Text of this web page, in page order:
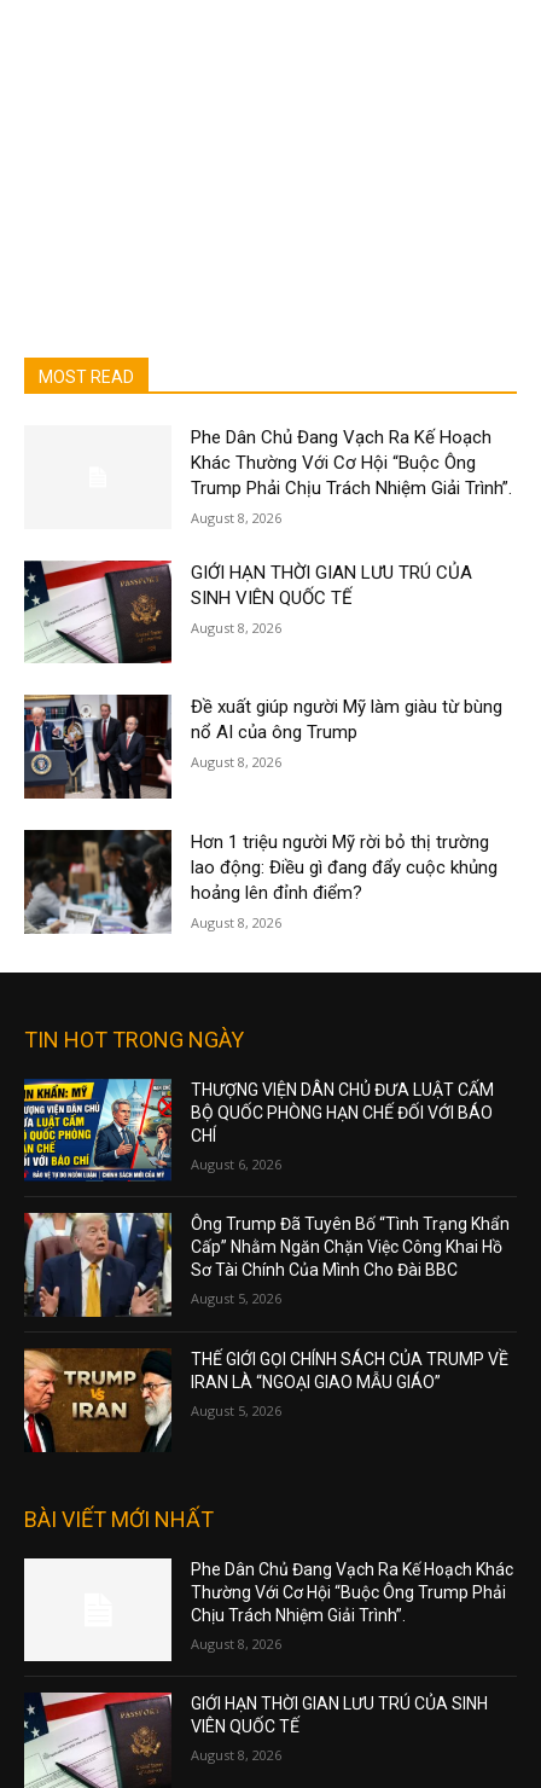
MOST READ
Phe Dân Chủ Đang Vạch Ra Kế Hoạch
Khác Thường Với Cơ Hội “Buộc Ông
Trump Phải Chịu Trách Nhiệm Giải Trình”.
August 8, 2026
GIỚI HẠN THỜI GIAN LƯU TRÚ CỦA
SINH VIÊN QUỐC TẾ
August 8, 2026
Đề xuất giúp người Mỹ làm giàu từ bùng
nổ AI của ông Trump
August 8, 2026
Hơn 1 triệu người Mỹ rời bỏ thị trường
lao động: Điều gì đang đẩy cuộc khủng
hoảng lên đỉnh điểm?
August 8, 2026
TIN HOT TRONG NGÀY
THƯỢNG VIỆN DÂN CHỦ ĐƯA LUẬT CẤM
BỘ QUỐC PHÒNG HẠN CHẾ ĐỐI VỚI BÁO
CHÍ
August 6, 2026
Ông Trump Đã Tuyên Bố “Tình Trạng Khẩn
Cấp” Nhằm Ngăn Chặn Việc Công Khai Hồ
Sơ Tài Chính Của Mình Cho Đài BBC
August 5, 2026
THẾ GIỚI GỌI CHÍNH SÁCH CỦA TRUMP VỀ
IRAN LÀ “NGOẠI GIAO MẪU GIÁO”
August 5, 2026
BÀI VIẾT MỚI NHẤT
Phe Dân Chủ Đang Vạch Ra Kế Hoạch Khác
Thường Với Cơ Hội “Buộc Ông Trump Phải
Chịu Trách Nhiệm Giải Trình”.
August 8, 2026
GIỚI HẠN THỜI GIAN LƯU TRÚ CỦA SINH
VIÊN QUỐC TẾ
August 8, 2026